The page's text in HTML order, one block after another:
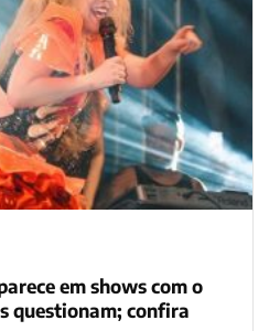
em shows com o
questionam; confira